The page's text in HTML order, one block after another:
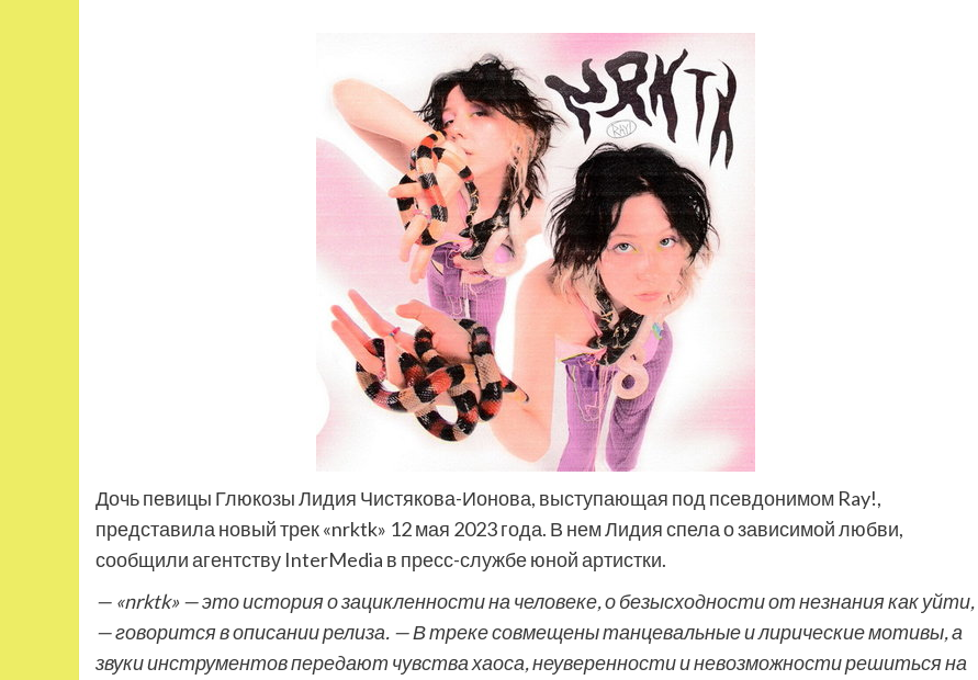
Дочь певицы Глюкозы Лидия Чистякова-Ионова, выступающая под псевдонимом Ray!,
представила новый трек «nrktk» 12 мая 2023 года. В нем Лидия спела о зависимой любви,
сообщили агентству InterMedia в пресс-службе юной артистки.
— «nrktk» — это история о зацикленности на человеке, обезысходности от незнания как уйти,
— говорится в описании релиза. — В треке совмещены танцевальные и лирические мотивы, а
звуки инструментов передают чувства хаоса, неуверенности и невозможности решиться на